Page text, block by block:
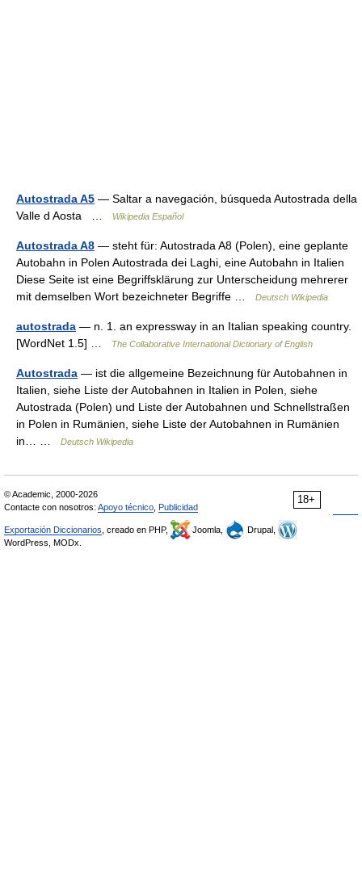
Autostrada A5 — Saltar a navegación, búsqueda Autostrada della
Valle d Aosta …
Wikipedia Español
Autostrada A8 — steht für: Autostrada A8 (Polen), eine geplante
Autobahn in Polen Autostrada dei Laghi, eine Autobahn in Italien
Diese Seite ist eine Begriffsklärung zur Unterscheidung mehrerer
mit demselben Wort bezeichneter Begriffe …
Deutsch Wikipedia
autostrada — n. 1. an expressway in an Italian speaking country.
[WordNet 1.5] …
The Collaborative International Dictionary of English
Autostrada — ist die allgemeine Bezeichnung für Autobahnen in
Italien, siehe Liste der Autobahnen in Italien in Polen, siehe
Autostrada (Polen) und Liste der Autobahnen und Schnellstraßen
in Polen in Rumänien, siehe Liste der Autobahnen in Rumänien
in… …
Deutsch Wikipedia
18+
© Academic, 2000-2026
Contacte con nosotros: Apoyo técnico, Publicidad
Exportación Diccionarios, creado en PHP, Joomla,
Drupal,
WordPress, MODx.